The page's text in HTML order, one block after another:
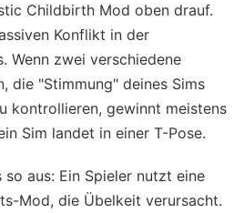
Childbirth Mod oben drauf.
Konflikt in der
Wenn zwei verschiedene
die "Stimmung" deines Sims
kontrollieren, gewinnt meistens
Sim landet in einer T-Pose.
aus: Ein Spieler nutzt eine
Mod, die Übelkeit verursacht.